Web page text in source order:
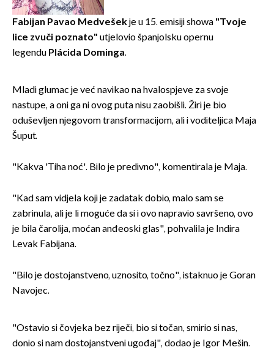
izazivaju nevjericu
Fabijan Pavao Medvešekje u 15. emisiji showa "Tvoje
lice zvuči poznato" utjelovio španjolsku opernu
legendu Plácida Dominga.
Mladi glumac je već navikao na hvalospjeve za svoje
nastupe, a oni ga ni ovog puta nisu zaobišli. Žiri je bio
oduševljen njegovom transformacijom, ali i voditeljica Maja
Šuput.
"Kakva 'Tiha noć'. Bilo je predivno", komentirala je Maja.
"Kad sam vidjela koji je zadatak dobio, malo sam se
zabrinula, ali je li moguće da si i ovo napravio savršeno, ovo
je bila čarolija, moćan anđeoski glas", pohvalila je Indira
Levak Fabijana.
"Bilo je dostojanstveno, uznosito, točno", istaknuo je Goran
Navojec.
"Ostavio si čovjeka bez riječi, bio si točan, smirio si nas,
donio si nam dostojanstveni ugođaj", dodao je Igor Mešin.